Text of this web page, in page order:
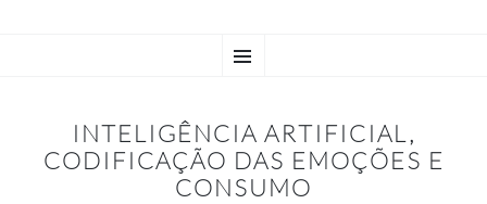
TO
INTELIGÊNCIA ARTIFICIAL,
CODIFICAÇÃO DAS EMOÇÕES E
CONSUMO